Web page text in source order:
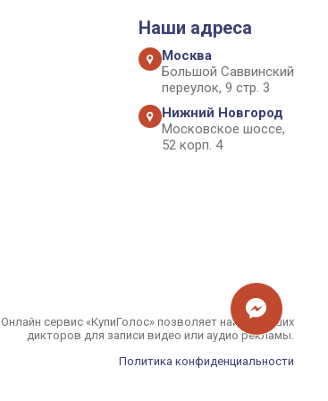
Наши адреса
Москва
Большой Саввинский
переулок, 9 стр. 3
Нижний Новгород
Московское шоссе,
52 корп. 4
Онлайн сервис «КупиГолос» позволяет найти лучших
дикторов для записи видео или аудио рекламы.
Политика конфиденциальности